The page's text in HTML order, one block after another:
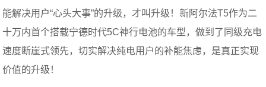
能解决用户“心头大事”的升级，才叫升级！新阿尔法T5作为二
十万内首个搭载宁德时代5C神行电池的车型，做到了同级充电
速度断崖式领先，切实解决纯电用户的补能焦虑，是真正实现
价值的升级！